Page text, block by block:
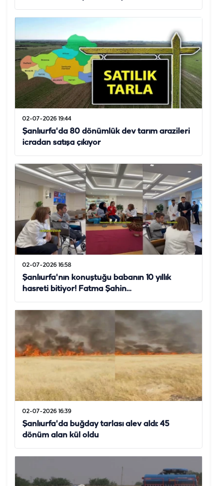
02-07-2026 19:44
Şanlıurfa'da 80 dönümlük dev tarım arazileri
icradan satışa çıkıyor
02-07-2026 16:58
Şanlıurfa'nın konuştuğu babanın 10 yıllık
hasreti bitiyor! Fatma Şahin…
02-07-2026 16:39
Şanlıurfa'da buğday tarlası alev aldı: 45
dönüm alan kül oldu